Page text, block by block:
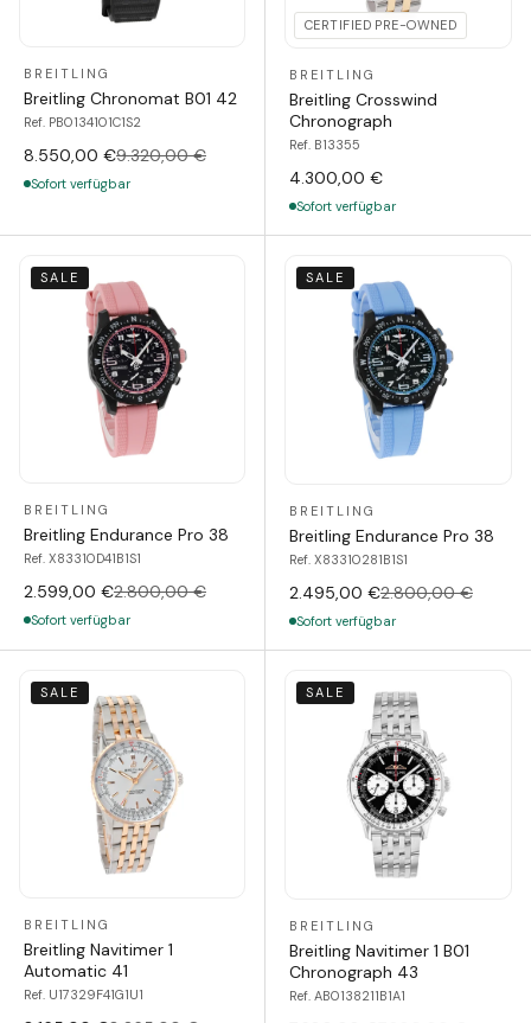
BREITLING
Breitling Chronomat B01 42
Ref. PB0134101C1S2
8.550,00 €9.320,00 €
Sofort verfügbar
CERTIFIED PRE-OWNED
BREITLING
Breitling Crosswind
Chronograph
Ref. B13355
4.300,00 €
Sofort verfügbar
SALE
BREITLING
Breitling Endurance Pro 38
Ref. X83310D41B1S1
2.599,00 €2.800,00 €
Sofort verfügbar
SALE
BREITLING
Breitling Endurance Pro 38
Ref. X83310281B1S1
2.495,00 €2.800,00 €
Sofort verfügbar
SALE
BREITLING
Breitling Navitimer 1
Automatic 41
Ref. U17329F41G1U1
SALE
BREITLING
Breitling Navitimer 1 B01
Chronograph 43
Ref. AB0138211B1A1